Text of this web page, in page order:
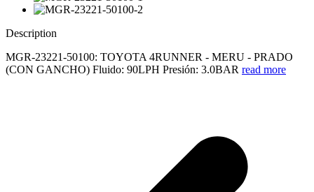
Description
MGR-23221-50100: TOYOTA 4RUNNER - MERU - PRADO
(CON GANCHO) Fluido: 90LPH Presión: 3.0BAR read more